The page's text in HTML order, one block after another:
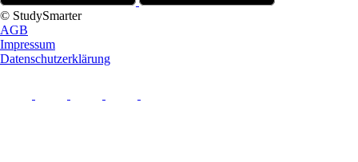
© StudySmarter
AGB
Impressum
Datenschutzerklärung